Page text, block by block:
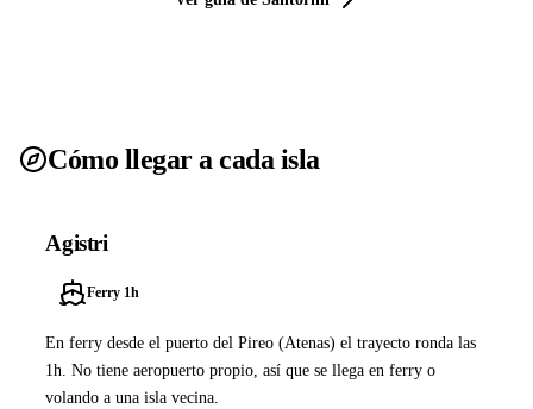
Cómo llegar a cada isla
Agistri
Ferry 1h
En ferry desde el puerto del Pireo (Atenas) el trayecto ronda las
1h. No tiene aeropuerto propio, así que se llega en ferry o
volando a una isla vecina.